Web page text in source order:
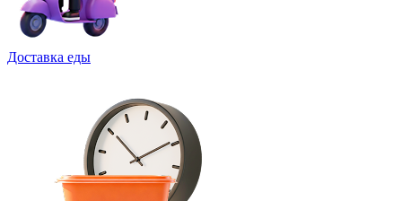
Доставка еды